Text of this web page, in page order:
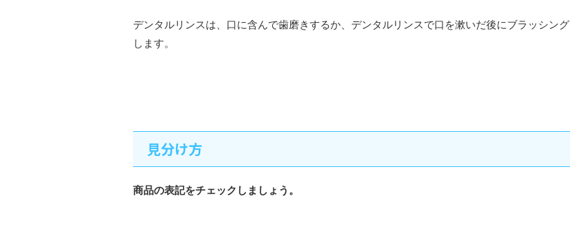
デンタルリンスは、口に含んで歯磨きするか、デンタルリンスで口を漱いだ後にブラッシング
します。
見分け方
商品の表記をチェックしましょう。